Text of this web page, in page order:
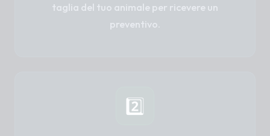
taglia del tuo animale per ricevere un
preventivo.
2️⃣